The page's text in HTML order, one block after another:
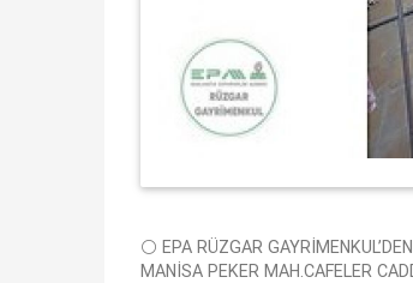
⚪️ EPA RÜZGAR GAYRİMENKUL’DEN
MANİSA PEKER MAH.CAFELER